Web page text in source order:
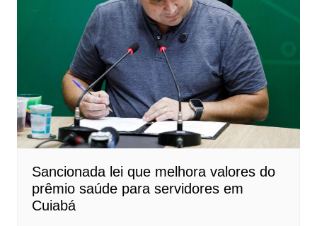
Sancionada lei que melhora valores do
prêmio saúde para servidores em
Cuiabá